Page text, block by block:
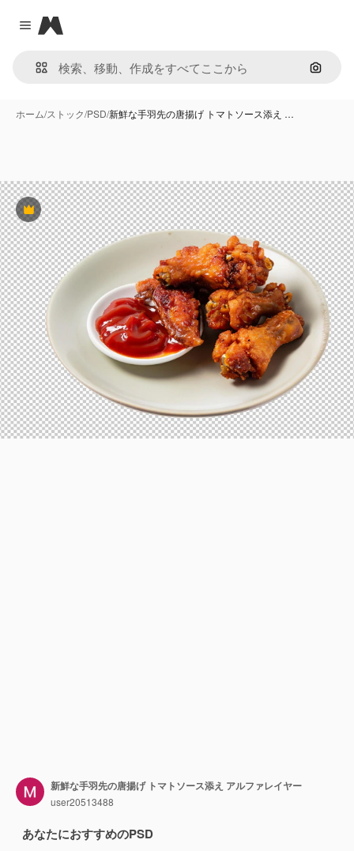
Close menu
Magnific
画像で
ホーム/ストック/PSD/新鮮な手羽先の唐揚げ トマトソース添え …
Premium
新鮮な手羽先の唐揚げ トマトソース添え アルファレイヤー
user20513488
あなたにおすすめのPSD